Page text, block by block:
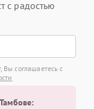
с радостью
Вы соглашаетесь с